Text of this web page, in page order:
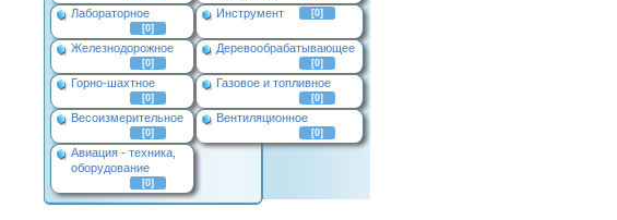
Лабораторное
[0]
Инструмент [0]
Железнодорожное
[0]
Деревообрабатывающее
[0]
Горно-шахтное
[0]
Газовое и топливное
[0]
Весоизмерительное
[0]
Вентиляционное
[0]
Авиация - техника,
оборудование
[0]